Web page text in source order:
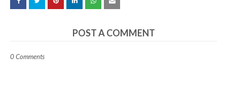
POST A COMMENT
0 Comments